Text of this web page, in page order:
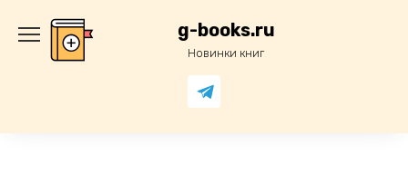
содержанию
g-books.ru
Новинки книг